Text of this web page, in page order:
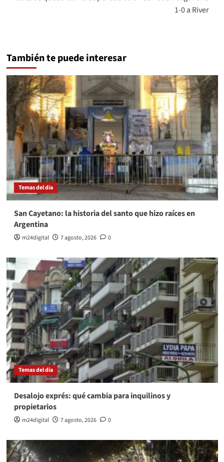
1-0 a River
También te puede interesar
Temas del dia
San Cayetano: la historia del santo que hizo raíces en
Argentina
m24digital 7 agosto, 2026 0
Temas del dia
Desalojo exprés: qué cambia para inquilinos y
propietarios
m24digital 7 agosto, 2026 0